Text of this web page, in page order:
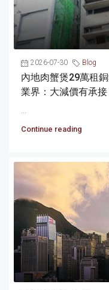
2026-07-30 Blog
內地肉蟹煲29萬租
業界：大減價有承接
...
Continue reading